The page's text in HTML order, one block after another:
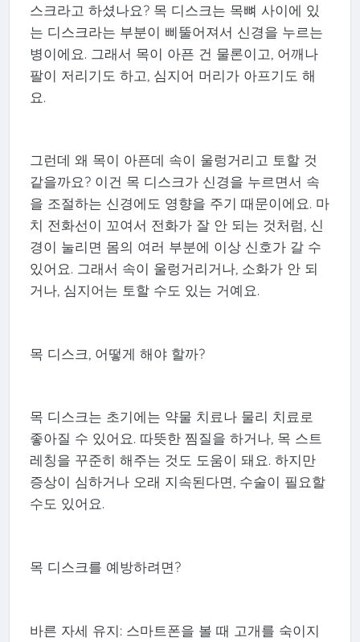
스크라고 하셨나요? 목 디스크는 목뼈 사이에 있
는 디스크라는 부분이 삐뚤어져서 신경을 누르는
병이에요. 그래서 목이 아픈 건 물론이고, 어깨나
팔이 저리기도 하고, 심지어 머리가 아프기도 해
요.
그런데 왜 목이 아픈데 속이 울렁거리고 토할 것
같을까요? 이건 목 디스크가 신경을 누르면서 속
을 조절하는 신경에도 영향을 주기 때문이에요. 마
치 전화선이 꼬여서 전화가 잘 안 되는 것처럼, 신
경이 눌리면 몸의 여러 부분에 이상 신호가 갈 수
있어요. 그래서 속이 울렁거리거나, 소화가 안 되
거나, 심지어는 토할 수도 있는 거예요.
목 디스크, 어떻게 해야 할까?
목 디스크는 초기에는 약물 치료나 물리 치료로
좋아질 수 있어요. 따뜻한 찜질을 하거나, 목 스트
레칭을 꾸준히 해주는 것도 도움이 돼요. 하지만
증상이 심하거나 오래 지속된다면, 수술이 필요할
수도 있어요.
목 디스크를 예방하려면?
바른 자세 유지: 스마트폰을 볼 때 고개를 숙이지